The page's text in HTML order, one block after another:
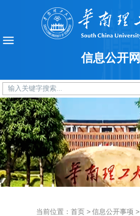
信息公开网
当前位置： 首页 > 信息公开事项 >